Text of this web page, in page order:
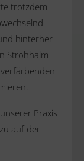
trotzdem
hinterher
Strohhalm
Praxis
auf der